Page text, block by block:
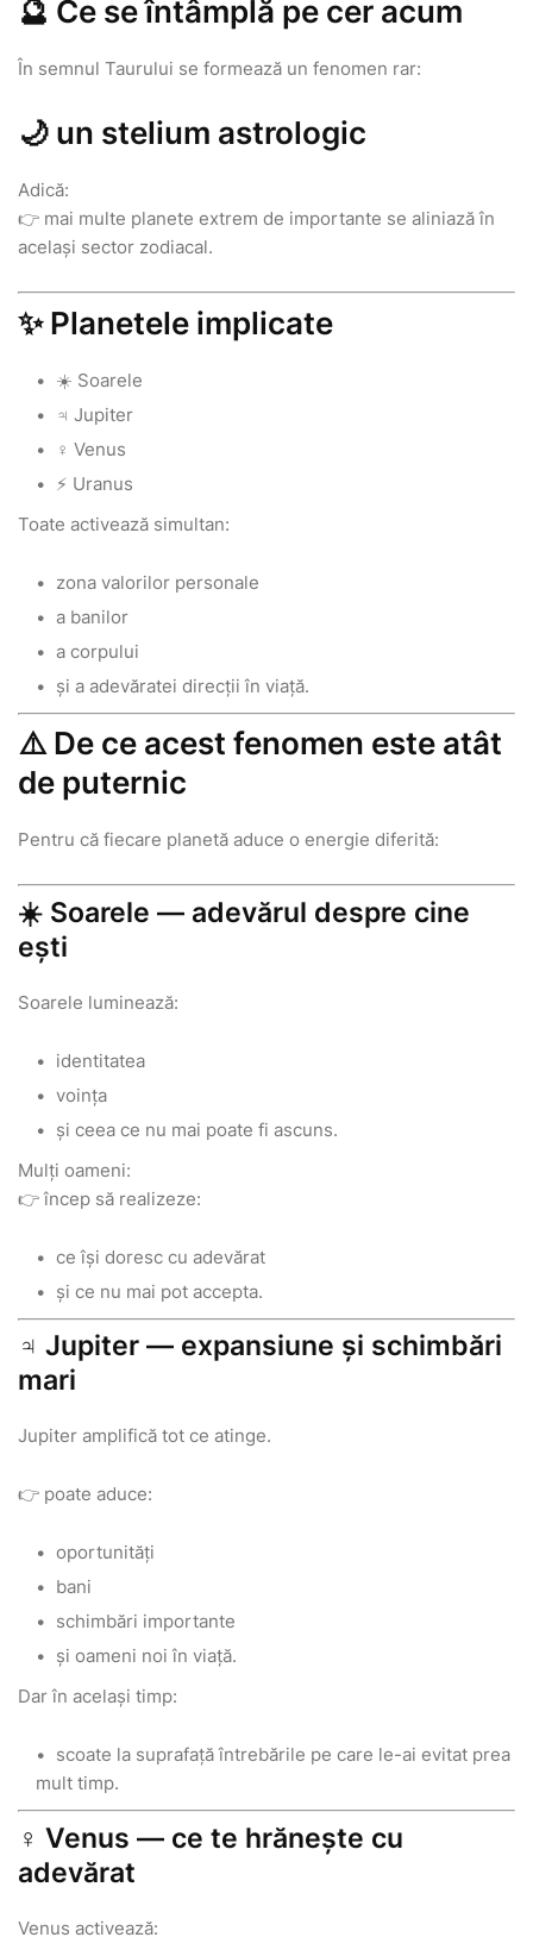
🔮 Ce se întâmplă pe cer acum
În semnul Taurului se formează un fenomen rar:
🌙 un stelium astrologic
Adică:
👉 mai multe planete extrem de importante se aliniază în
același sector zodiacal.
✨ Planetele implicate
☀️ Soarele
♃ Jupiter
♀️ Venus
⚡ Uranus
Toate activează simultan:
zona valorilor personale
a banilor
a corpului
și a adevăratei direcții în viață.
⚠️ De ce acest fenomen este atât
de puternic
Pentru că fiecare planetă aduce o energie diferită:
☀️ Soarele — adevărul despre cine
ești
Soarele luminează:
identitatea
voința
și ceea ce nu mai poate fi ascuns.
Mulți oameni:
👉 încep să realizeze:
ce își doresc cu adevărat
și ce nu mai pot accepta.
♃ Jupiter — expansiune și schimbări
mari
Jupiter amplifică tot ce atinge.
👉 poate aduce:
oportunități
bani
schimbări importante
și oameni noi în viață.
Dar în același timp:
scoate la suprafață întrebările pe care le-ai evitat prea
mult timp.
♀️ Venus — ce te hrănește cu
adevărat
Venus activează: